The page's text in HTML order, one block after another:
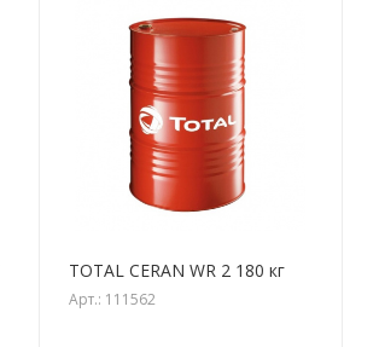
TOTAL CERAN WR 2 180 кг
Арт.: 111562